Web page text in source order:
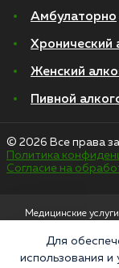
Амбулаторно
Хронический
Женский
Пивной
© 2026 Все права
Политика
Согласие на
Медицинские
«Напоминаем, что
Для
использования и